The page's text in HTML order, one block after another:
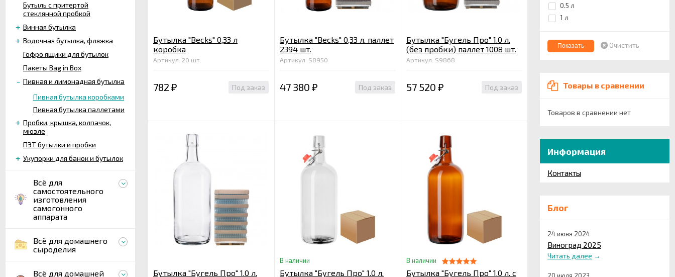
0.5 л
1 л
Очистить
Товары в сравнении
Товаров в сравнении нет
Информация
Контакты
Блог
24 июня 2024
Виноград 2025
Читать далее →
Бутыль с притертой
стеклянной пробкой
Винная бутылка
Водочная бутылка, фляжка
Гофро ящики для бутылок
Пакеты Bag in Box
Пивная и лимонадная бутылка
Пивная бутылка коробками
Пивная бутылка паллетами
Пробки, крышка, колпачок,
мюзле
ПЭТ бутылки и пробки
Укупорки для банок и бутылок
Всё для
самостоятельного
изготовления
самогонного
аппарата
Всё для домашнего
сыроделия
Всё для домашней
Бутылка "Becks" 0,33 л
коробка
Артикул: 20 шт.
782 ₽ Под заказ
Бутылка "Becks" 0,33 л. паллет
2394 шт.
Артикул: S8950
47 380 ₽ Под заказ
Бутылка "Бугель Про" 1.0 л.
(без пробки) паллет 1008 шт.
Артикул: S9868
57 520 ₽ Под заказ
Бутылка "Бугель Про" 1.0 л.
В наличии
Бутылка "Бугель Про" 1.0 л.
В наличии
Бутылка "Бугель Про" 1.0 л. с